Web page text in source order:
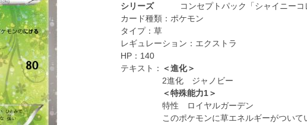
シリーズ
コンセプトパック「シャイニーコ
カード種類： ポケモン
タイプ： 草
レギュレーション： エクストラ
HP： 140
テキスト： ＜進化＞
2進化 ジャノビー
＜特殊能力1＞
特性 ロイヤルガーデン
このポケモンに草エネルギーがつい